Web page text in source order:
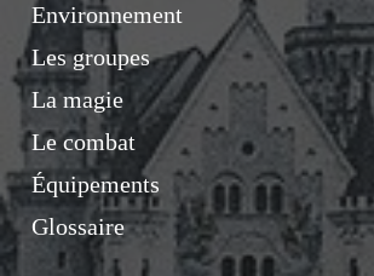
Environnement
Les groupes
La magie
Le combat
Équipements
Glossaire